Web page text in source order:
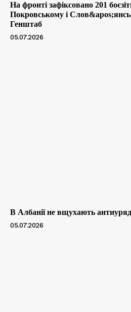
На фронті зафіксовано 201
Покровському і
Генштаб
05.07.2026
В Албанії не вщухають
05.07.2026